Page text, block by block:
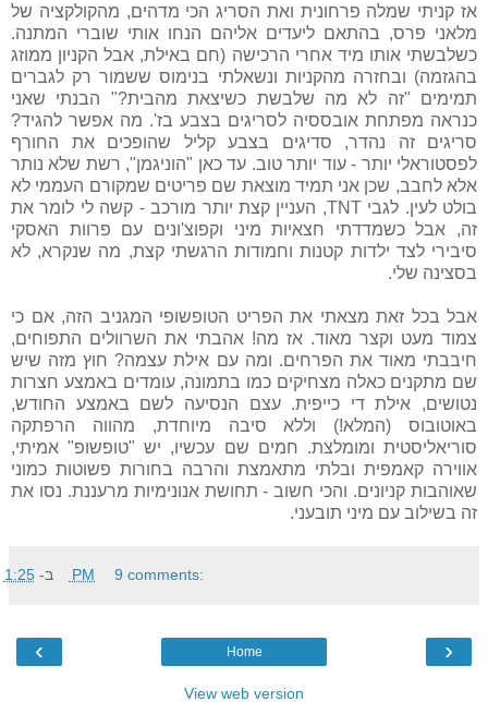
אז קניתי שמלה פרחונית ואת הסריג הכי מדהים, מהקולקציה של
מלאני פרס, בהתאם ליעדים אליהם הנחו אותי שוברי המתנה.
כשלבשתי אותו מיד אחרי הרכישה (חם באילת, אבל הקניון ממוזג
בהגזמה) ובחזרה מהקניות ונשאלתי בנימוס ששמור רק לגברים
תמימים "זה לא מה שלבשת כשיצאת מהבית?" הבנתי שאני
כנראה מפתחת אובססיה לסריגים בצבע בז'. מה אפשר להגיד?
סריגים זה נהדר, סדיגים בצבע קליל שהופכים את החורף
לפסטוראלי יותר - עוד יותר טוב. עד כאן "הוניגמן", רשת שלא נותר
אלא לחבב, שכן אני תמיד מוצאת שם פריטים שמקורם העממי לא
בולט לעין. לגבי TNT, העניין קצת יותר מורכב - קשה לי לומר את
זה, אבל כשמדדתי חצאיות מיני וקפוצ'ונים עם פרוות האסקי
סיבירי לצד ילדות קטנות וחמודות הרגשתי קצת, מה שנקרא, לא
בסצינה שלי.
אבל בכל זאת מצאתי את הפריט הטופשופי המגניב הזה, אם כי
צמוד מעט וקצר מאוד. אז מה! אהבתי את השרוולים התפוחים,
חיבבתי מאוד את הפרחים. ומה עם אילת עצמה? חוץ מזה שיש
שם מתקנים כאלה מצחיקים כמו בתמונה, עומדים באמצע חצרות
נטושים, אילת די כייפית. עצם הנסיעה לשם באמצע החודש,
באוטובוס (המלא!) וללא סיבה מיוחדת, מהווה הרפתקה
סוריאליסטית ומומלצת. חמים שם עכשיו, יש "טופשופ" אמיתי,
אווירה קאמפית ובלתי מתאמצת והרבה בחורות פשוטות כמוני
שאוהבות קניונים. והכי חשוב - תחושת אנונימיות מרעננת. נסו את
זה בשילוב עם מיני תובעני.
ב- 1:25 PM 9 comments:
‹ ›
Home
View web version